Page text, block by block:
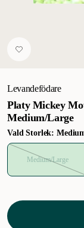
Levandefödare
Platy Mickey
Medium/Large
Vald Storlek:
Medium/Large